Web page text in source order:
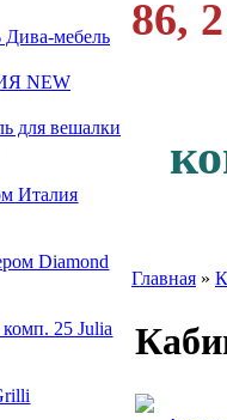
мебель
NEW
для вешалки
Италия
Diamond
25 Julia
86,
Главная »